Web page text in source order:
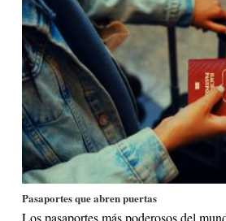
Pasaportes que abren puertas
Los pasaportes más poderosos del